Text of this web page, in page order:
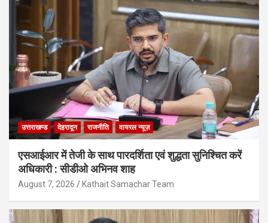
उत्तराखण्ड देहरादून राजनीति वायरल न्यूज़
एसआईआर में तेजी के साथ पारदर्शिता एवं शुद्धता सुनिश्चित करें
अधिकारी : सीडीओ अभिनव शाह
August 7, 2026 Kathait Samachar Team